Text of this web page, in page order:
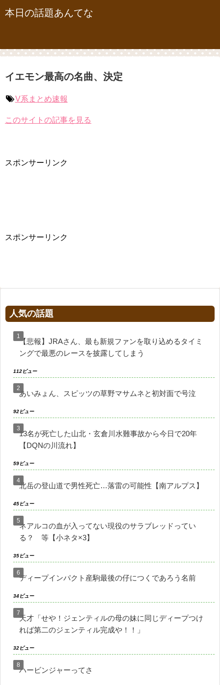
本日の話題あんてな
イエモン最高の名曲、決定
V系まとめ速報
このサイトの記事を見る
スポンサーリンク
スポンサーリンク
人気の話題
【悲報】JRAさん、最も新規ファンを取り込めるタイミ
ングで最悪のレースを披露してしまう
112ビュー
あいみょん、スピッツの草野マサムネと初対面で号泣
92ビュー
13名が死亡した山北・玄倉川水難事故から今日で20年
【DQNの川流れ】
59ビュー
北岳の登山道で男性死亡…落雷の可能性【南アルプス】
45ビュー
ネアルコの血が入ってない現役のサラブレッドってい
る？ 等【小ネタ×3】
35ビュー
ディープインパクト産駒最後の仔につくであろう名前
34ビュー
天才「せや！ジェンティルの母の妹に同じディープつけ
れば第二のジェンティル完成や！！」
32ビュー
ハービンジャーってさ